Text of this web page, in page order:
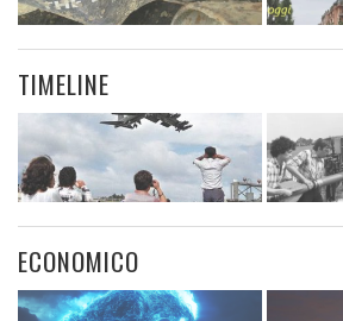
TIMELINE
ECONOMICO